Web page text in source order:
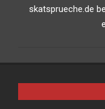
skatsprueche.de